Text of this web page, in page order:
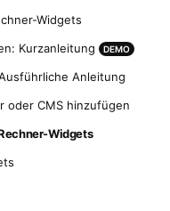
Widgets
Kurzanleitung
DEMO
Anleitung
oder CMS hinzufügen
Widgets